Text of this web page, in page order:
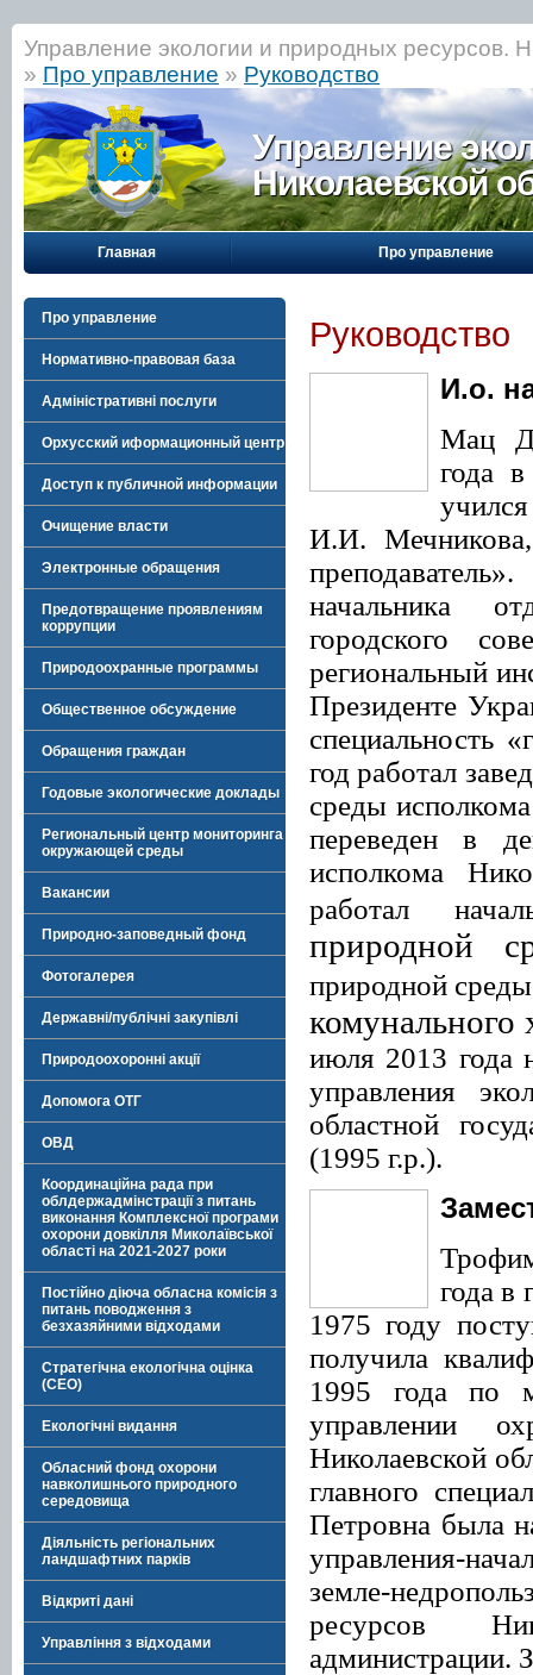
Управление экологии и природных ресурсов.
» Про управление » Руководство
Управление
Николаевской
Главная Про управление
Про управление
Нормативно-правовая база
Адміністративні послуги
Орхусский иформационный центр
Доступ к публичной информации
Очищение власти
Электронные обращения
Предотвращение проявлениям
коррупции
Природоохранные программы
Общественное обсуждение
Обращения граждан
Годовые экологические доклады
Региональный центр мониторинга
окружающей среды
Вакансии
Природно-заповедный фонд
Фотогалерея
Державні/публічні закупівлі
Природоохоронні акції
Допомога ОТГ
ОВД
Координаційна рада при
облдержадмінстрації з питань
виконання Комплексної програми
охорони довкілля Миколаївської
області на 2021-2027 роки
Постійно діюча обласна комісія з
питань поводження з
безхазяйними відходами
Стратегічна екологічна оцінка
(СЕО)
Екологічні видання
Обласний фонд охорони
навколишнього природного
середовища
Діяльність регіональних
ландшафтних парків
Відкриті дані
Управління з відходами
Руководство
И.о.
Мац
года
И.И.
начальника
городского
региональный
Президенте
специальность
год работал
среды
переведен в
исполкома
работал
природной
природной
комунального
июля 2013 года
управления
областной
(1995 г.р.).
года в
1975 году
получила
1995 года по
управлении
Николаевской
главного
Петровна была
управления-
земле-
ресурсов
администрации.